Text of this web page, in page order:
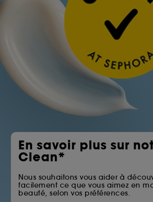
En savoir plus sur
Clean*
Nous souhaitons vous aider à
facilement ce que vous aimez en
beauté, selon vos préférences.